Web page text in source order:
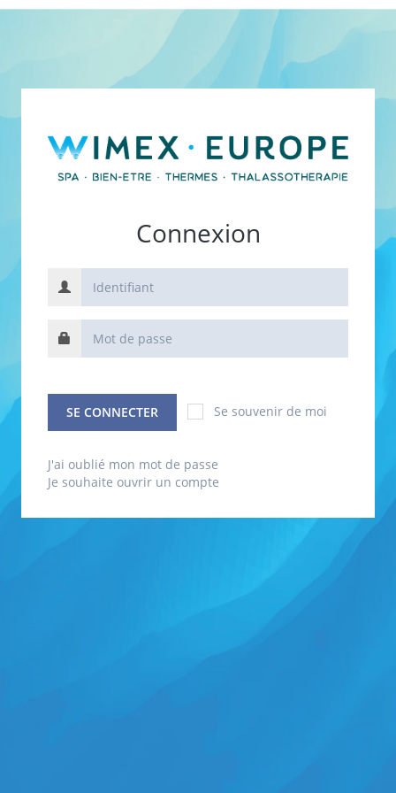
Connexion
SE CONNECTER Se souvenir de moi
J'ai oublié mon mot de passe
Je souhaite ouvrir un compte